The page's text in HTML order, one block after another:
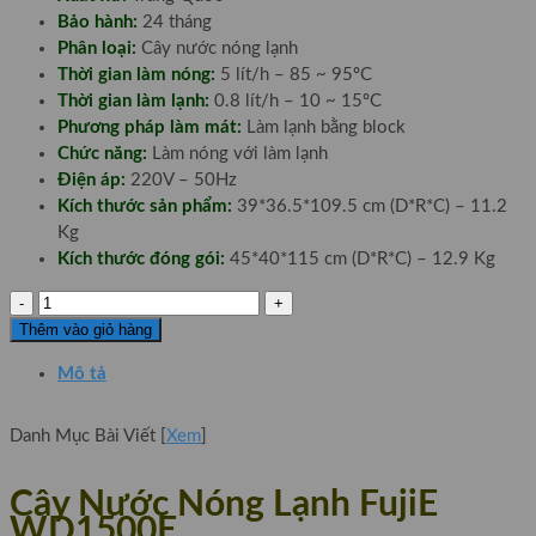
Bảo hành: 24 tháng
Phân loại: Cây nước nóng lạnh
Thời gian làm nóng: 5 lít/h – 85 ~ 95ºC
Thời gian làm lạnh: 0.8 lít/h – 10 ~ 15ºC
Phương pháp làm mát: Làm lạnh bằng block
Chức năng: Làm nóng với làm lạnh
Điện áp: 220V – 50Hz
Kích thước sản phẩm: 39*36.5*109.5 cm (D*R*C) – 11.2
Kg
Kích thước đóng gói: 45*40*115 cm (D*R*C) – 12.9 Kg
Cây
Nước
Lạnh
WD1500E
lượng
Thêm vào giỏ hàng
Mô tả
Danh Mục Bài Viết Xem
Cây Nước Nóng Lạnh FujiE